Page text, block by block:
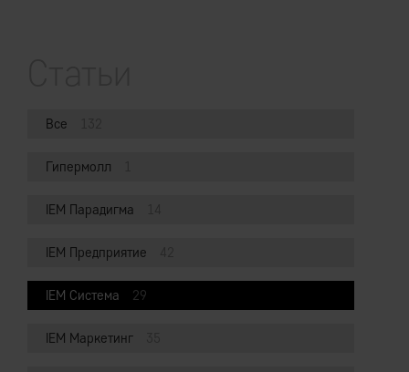
Все
Гипермолл
IEM Парадигма
IEM Предприятие
IEM Система 29
IEM Маркетинг